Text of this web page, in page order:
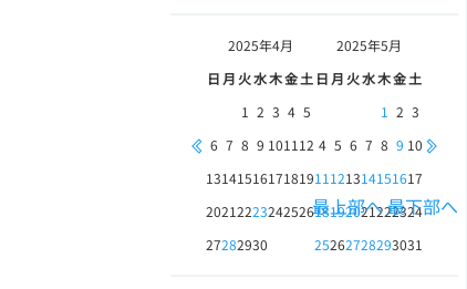
2025年4月
日 月 火水木金土
1 2 3 4 5
6 7 8 9 1011 12
13141516171819
20212223242526
27282930
2025年5月
日 月 火水木金土
1 2 3
4 5 6 7 8 9 10
11121314151617
18192021222324
25262728293031
最上部へ最下部へ